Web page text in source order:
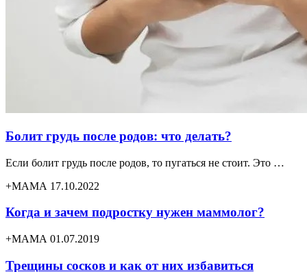
Болит грудь после родов: что делать?
Если болит грудь после родов, то пугаться не стоит. Это …
+МАМА 17.10.2022
Когда и зачем подростку нужен маммолог?
+МАМА 01.07.2019
Трещины сосков и как от них избавиться